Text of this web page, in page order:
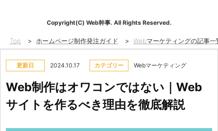
Copyright(C) Web幹事. All Rights Reserved.
Top > ホームページ制作発注ガイド > Webマーケティングの記事一
更新日 2024.10.17 カテゴリー Webマーケティング
Web制作はオワコンではない｜Web
サイトを作るべき理由を徹底解説